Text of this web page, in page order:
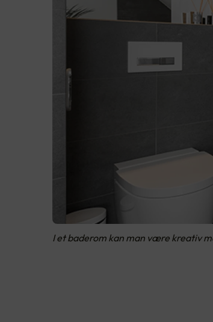
I et baderom kan man være kreativ